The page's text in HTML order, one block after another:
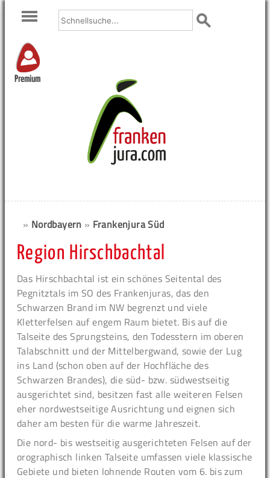
Premium
» Nordbayern » Frankenjura Süd
Region Hirschbachtal
Das Hirschbachtal ist ein schönes Seitental des
Pegnitztals im SO des Frankenjuras, das den
Schwarzen Brand im NW begrenzt und viele
Kletterfelsen auf engem Raum bietet. Bis auf die
Talseite des Sprungsteins, den Todesstern im oberen
Talabschnitt und der Mittelbergwand, sowie der Lug
ins Land (schon oben auf der Hochfläche des
Schwarzen Brandes), die süd- bzw. südwestseitig
ausgerichtet sind, besitzen fast alle weiteren Felsen
eher nordwestseitige Ausrichtung und eignen sich
daher am besten für die warme Jahreszeit.
Die nord- bis westseitig ausgerichteten Felsen auf der
orographisch linken Talseite umfassen viele klassische
Gebiete und bieten lohnende Routen vom 6. bis zum